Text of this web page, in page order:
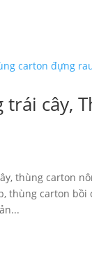
cây,
thùng carton
thùng carton